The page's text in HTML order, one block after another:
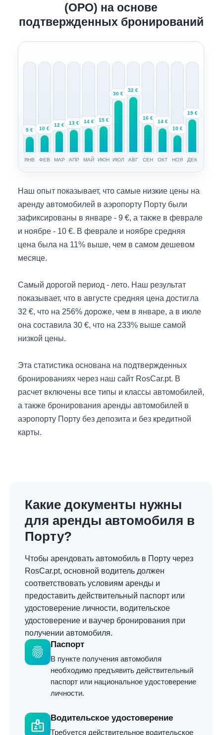
(OPO) на основе
подтвержденных бронирований
9 €
ЯНВ
10 €
ФЕВ
12 €
МАР
13 €
АПР
14 €
МАЙ
15 €
ИЮН
30 €
ИЮЛ
32 €
АВГ
16 €
СЕН
14 €
ОКТ
10 €
НОЯ
19 €
ДЕК
Наш опыт показывает, что самые низкие цены на
аренду автомобилей в аэропорту Порту были
зафиксированы в январе - 9 €, а также в феврале
и ноябре - 10 €. В феврале и ноябре средняя
цена была на 11% выше, чем в самом дешевом
месяце.
Самый дорогой период - лето. Наш результат
показывает, что в августе средняя цена достигла
32 €, что на 256% дороже, чем в январе, а в июле
она составила 30 €, что на 233% выше самой
низкой цены.
Эта статистика основана на подтвержденных
бронированиях через наш сайт RosCar.pt. В
расчет включены все типы и классы автомобилей,
а также бронирования аренды автомобилей в
аэропорту Порту без депозита и без кредитной
карты.
Какие документы нужны
для аренды автомобиля в
Порту?
Чтобы арендовать автомобиль в Порту через
RosCar.pt, основной водитель должен
соответствовать условиям аренды и
предоставить действительный паспорт или
удостоверение личности, водительское
удостоверение и ваучер бронирования при
получении автомобиля.
fingerprint
Паспорт
В пункте получения автомобиля
необходимо предъявить действительный
паспорт или национальное удостоверение
личности.
badge
Водительское удостоверение
Требуется действительное водительское